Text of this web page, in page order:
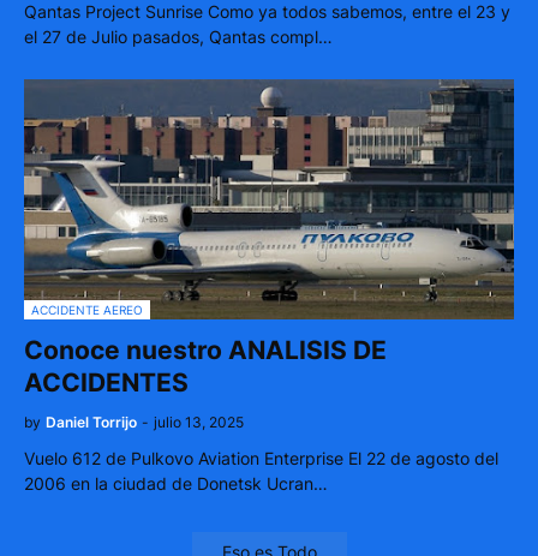
Qantas Project Sunrise Como ya todos sabemos, entre el 23 y
el 27 de Julio pasados, Qantas compl…
ACCIDENTE AEREO
Conoce nuestro ANALISIS DE
ACCIDENTES
by Daniel Torrijo - julio 13, 2025
Vuelo 612 de Pulkovo Aviation Enterprise El 22 de agosto del
2006 en la ciudad de Donetsk Ucran…
Eso es Todo